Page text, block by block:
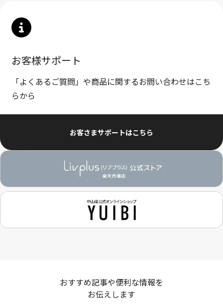
お客様サポート
「よくあるご質問」や商品に関するお問い合わせはこち
らから
お客さまサポートはこちら
おすすめ記事や便利な情報を
お伝えします